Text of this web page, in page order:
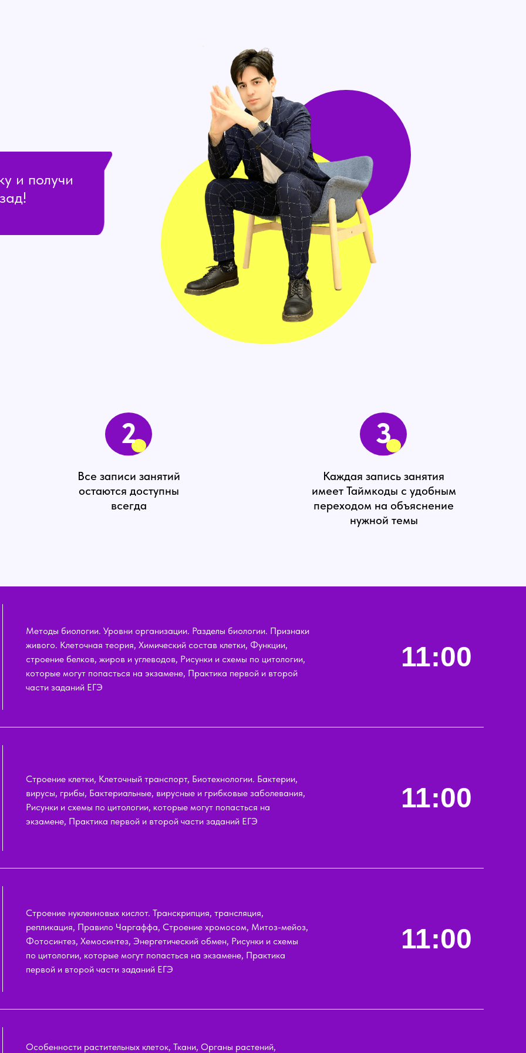
и получи
2 3
Каждая запись занятия
имеет Таймкоды с удобным
переходом на объяснение
нужной темы
Все записи занятий
остаются доступны
всегда
Методы биологии. Уровни организации. Разделы биологии. Признаки
живого. Клеточная теория, Химический состав клетки, Функции,
строение белков, жиров и углеводов, Рисунки и схемы по цитологии,
которые могут попасться на экзамене, Практика первой и второй
части заданий ЕГЭ
11:00
Строение клетки, Клеточный транспорт, Биотехнологии. Бактерии,
вирусы, грибы, Бактериальные, вирусные и грибковые заболевания,
Рисунки и схемы по цитологии, которые могут попасться на
экзамене, Практика первой и второй части заданий ЕГЭ
11:00
Строение нуклеиновых кислот. Транскрипция, трансляция,
репликация, Правило Чаргаффа, Строение хромосом, Митоз-мейоз,
Фотосинтез, Хемосинтез, Энергетический обмен, Рисунки и схемы
по цитологии, которые могут попасться на экзамене, Практика
первой и второй части заданий ЕГЭ
11:00
Особенности растительных клеток, Ткани, Органы растений,